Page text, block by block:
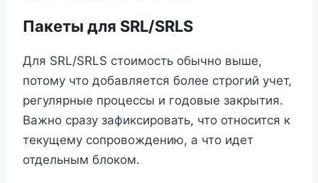
Пакеты для SRL/SRLS
Для SRL/SRLS стоимость обычно выше,
потому что добавляется более строгий учет,
регулярные процессы и годовые закрытия.
Важно сразу зафиксировать, что относится к
текущему сопровождению, а что идет
отдельным блоком.